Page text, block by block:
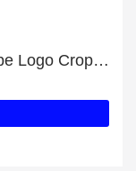
Kaufen Sie Xssential Fleece Scope Logo Cropped Hoodie und erhalten Sie eine Geschenkkarte